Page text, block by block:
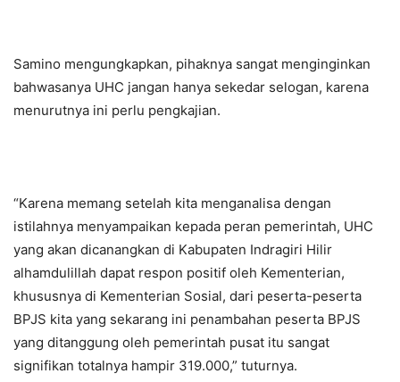
Samino mengungkapkan, pihaknya sangat menginginkan
bahwasanya UHC jangan hanya sekedar selogan, karena
menurutnya ini perlu pengkajian.
“Karena memang setelah kita menganalisa dengan
istilahnya menyampaikan kepada peran pemerintah, UHC
yang akan dicanangkan di Kabupaten Indragiri Hilir
alhamdulillah dapat respon positif oleh Kementerian,
khususnya di Kementerian Sosial, dari peserta-peserta
BPJS kita yang sekarang ini penambahan peserta BPJS
yang ditanggung oleh pemerintah pusat itu sangat
signifikan totalnya hampir 319.000,” tuturnya.